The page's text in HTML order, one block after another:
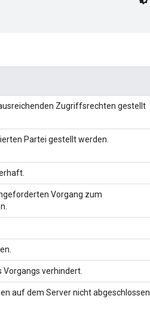
Zugriffsrechten gestellt
Partei gestellt werden.
Vorgang zum
Vorgangs verhindert.
auf dem Server nicht abgeschlossen